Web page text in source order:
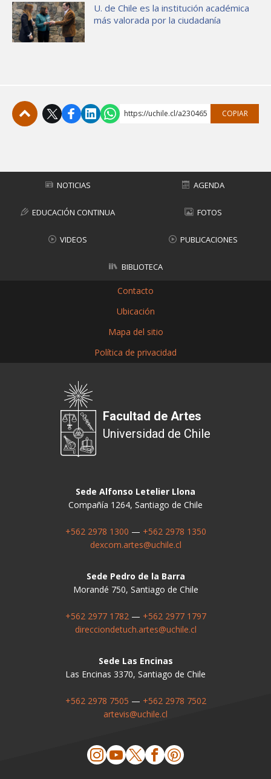
U. de Chile es la institución académica
más valorada por la ciudadanía
https://uchile.cl/a230465 COPIAR
NOTICIAS AGENDA
EDUCACIÓN CONTINUA FOTOS
VIDEOS PUBLICACIONES
BIBLIOTECA
Contacto
Ubicación
Mapa del sitio
Política de privacidad
Facultad de Artes
Universidad de Chile
Sede Alfonso Letelier Llona
Compañía 1264, Santiago de Chile
+562 2978 1300 — +562 2978 1350
dexcom.artes@uchile.cl
Sede Pedro de la Barra
Morandé 750, Santiago de Chile
+562 2977 1782— +562 2977 1797
direcciondetuch.artes@uchile.cl
Sede Las Encinas
Las Encinas 3370, Santiago de Chile
+562 2978 7505 — +562 2978 7502
artevis@uchile.cl